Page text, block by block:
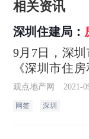
相关资讯
深圳住建局：
网办”
9月7日，深
《深圳市住
我市房屋交易
的通告》。
观点地产网 2021-
网签 深圳